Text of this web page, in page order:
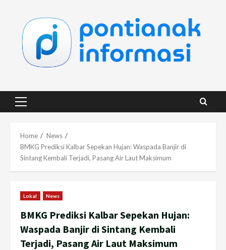
content
Primary
Home
News
BMKG Prediksi Kalbar Sepekan Hujan: Waspada Banjir di
Sintang Kembali Terjadi, Pasang Air Laut Maksimum
Lokal News
BMKG Prediksi Kalbar Sepekan Hujan:
Waspada Banjir di Sintang Kembali
Terjadi, Pasang Air Laut Maksimum